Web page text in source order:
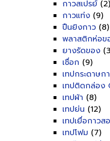
กาวสเปรย์ (2)
กาวแท่ง (9)
ปืนยิงกาว (8)
พลาสติกห่อข
ยางรัดของ
เชื่อก (9)
เทปกระดาษก
เทปติดกล่อง
เทปผ้า (8)
เทปย่น (12)
เทปเยื่อกาวส
เทปโฟม (7)